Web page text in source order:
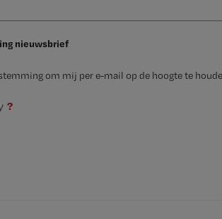
nieuwsbrief
om mij per e-mail op de hoogte te
?